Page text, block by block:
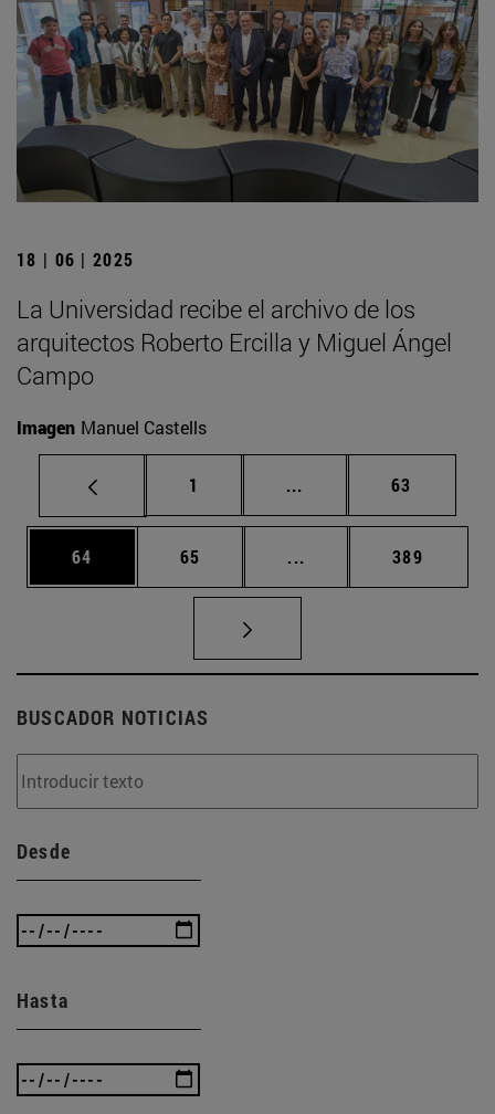
18 | 06 | 2025
La Universidad recibe el archivo de los
arquitectos Roberto Ercilla y Miguel Ángel
Campo
Imagen Manuel Castells
Página
1 ... Páginas intermedias
Página
63
Página
64 Página
65 ... Páginas intermedias
Página
389
BUSCADOR NOTICIAS
Desde
Hasta